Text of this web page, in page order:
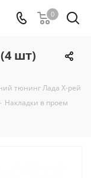
0
шт)
тюнинг Лада Х-рей
- Накладки в проем